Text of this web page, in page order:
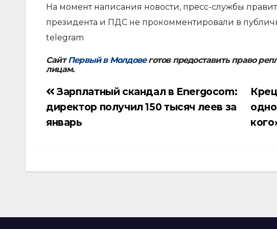
На момент написания новости, пресс-службы
президента и ПДС не прокомментировали в
telegram
СайтПервый в Молдовеготов предоставить право
лицам.
Навигация
по
Зарплатный скандал в Energocom:
директор получил 150 тысяч леев за
январь